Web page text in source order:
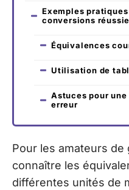
Exemples
conversions
Équivalences
Utilisation de
Astuces pour
erreur
Pour les amateurs de
connaître les
différentes unités de